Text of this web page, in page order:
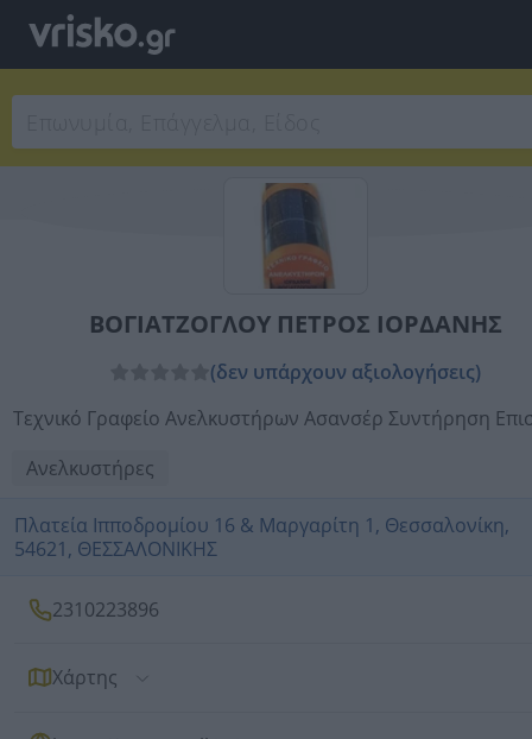
ΒΟΓΙΑΤΖΟΓΛΟΥ ΠΕΤΡΟΣ ΙΟΡΔΑΝΗΣ
(δεν υπάρχουν αξιολογήσεις)
Τεχνικό Γραφείο Ανελκυστήρων Ασανσέρ Συντήρηση
Ανελκυστήρες
Πλατεία Ιπποδρομίου 16 & Μαργαρίτη 1, Θεσσαλονίκη,
54621, ΘΕΣΣΑΛΟΝΙΚΗΣ
2310223896
Χάρτης